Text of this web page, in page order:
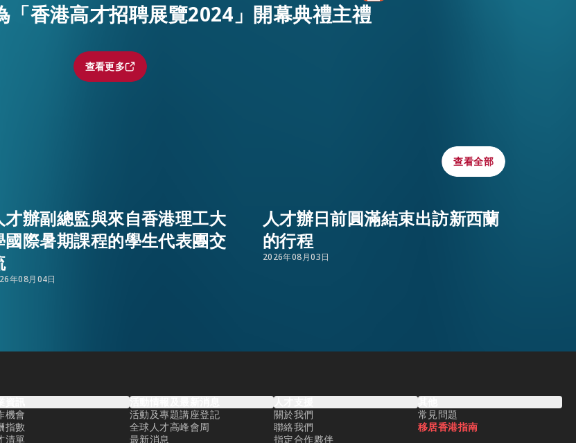
「香港高才招聘展覽2024」開幕典禮主禮
查看更多
查看更多
查看全部
查看全部
才辦副總監與來自香港理工大
國際暑期課程的學生代表團交
年08月04日
人才辦日前圓滿結束出訪新西蘭
的行程
2026年08月03日
訊
機會
指數
清單
活動情報及最新消息
活動及專題講座登記
全球人才高峰會周
最新消息
人才支援
關於我們
聯絡我們
指定合作夥伴
其他
常見問題
移居香港指南